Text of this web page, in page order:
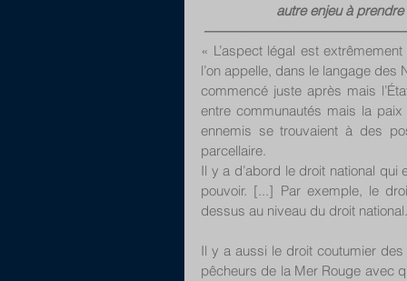
autre enjeu à
« L’aspect légal est
l’on appelle, dans le langage des
commencé juste après mais
entre communautés mais la
ennemis se trouvaient à des
parcellaire.
Il y a d’abord le droit national
pouvoir. [...] Par exemple, le
dessus au niveau du droit national.
Il y a aussi le droit coutumier
pêcheurs de la Mer Rouge avec